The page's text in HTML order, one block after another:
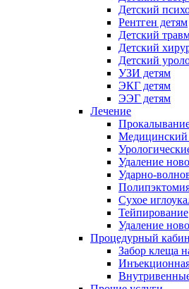
Детский
Рентген детям
Детский
Детский
Детский
УЗИ детям
ЭКГ детям
ЭЭГ детям
Лечение
Медицинский
Удаление
Ударно-
Сухое
Тейпирование
Удаление
Процедурный
Забор клеща